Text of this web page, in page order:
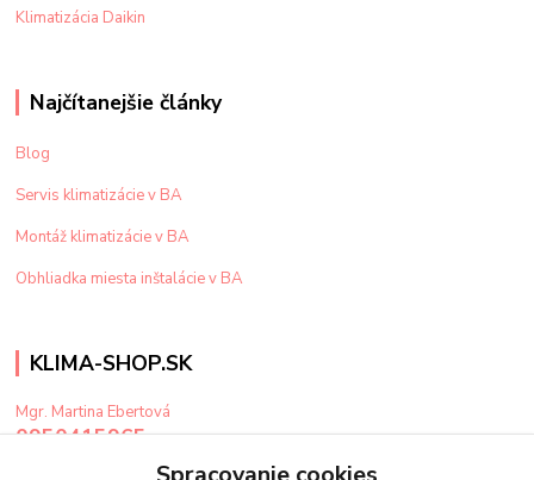
Klimatizácia Daikin
Najčítanejšie články
Blog
Servis klimatizácie v BA
Montáž klimatizácie v BA
Obhliadka miesta inštalácie v BA
KLIMA-SHOP.SK
Mgr. Martina Ebertová
0950415965